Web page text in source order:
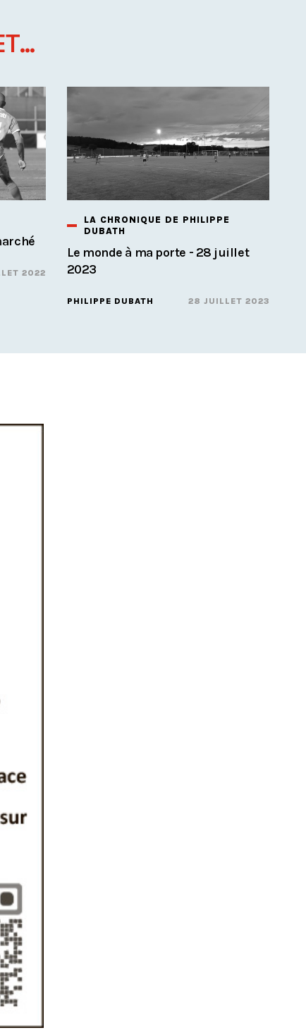
2022
LA CHRONIQUE DE PHILIPPE
DUBATH
Le monde à ma porte - 28 juillet
2023
PHILIPPE DUBATH 28 JUILLET 2023